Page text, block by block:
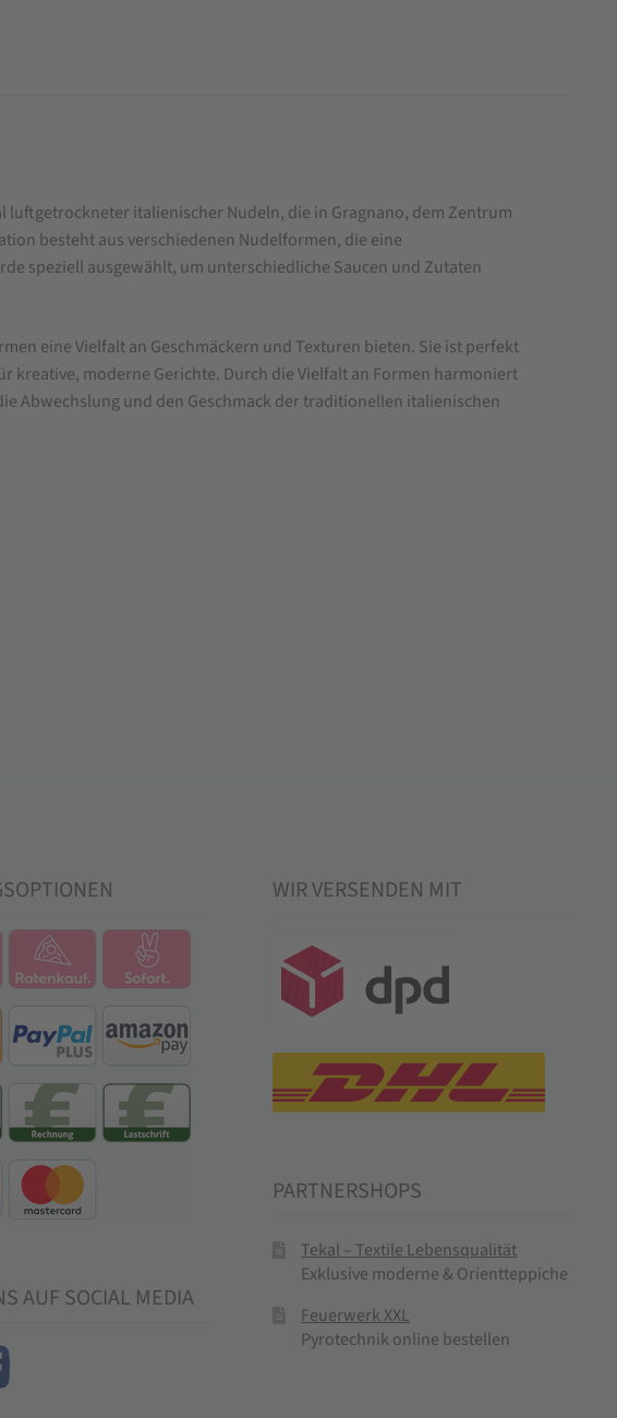
italienischer Nudeln, die in Gragnano, dem Zentrum
besteht aus verschiedenen Nudelformen, die eine
speziell ausgewählt, um unterschiedliche Saucen und Zutaten
eine Vielfalt an Geschmäckern und Texturen bieten. Sie ist perfekt
kreative, moderne Gerichte. Durch die Vielfalt an Formen harmoniert
Abwechslung und den Geschmack der traditionellen italienischen
AUF SOCIAL MEDIA
WIR VERSENDEN MIT
PARTNERSHOPS
Tekal – Textile Lebensqualität
Exklusive moderne & Orientteppiche
Feuerwerk XXL
Pyrotechnik online bestellen